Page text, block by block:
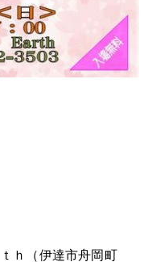
（伊達市舟岡町